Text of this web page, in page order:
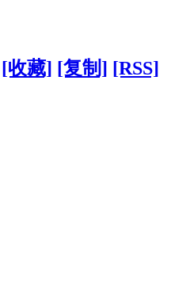
[收藏] [复制] [RSS]